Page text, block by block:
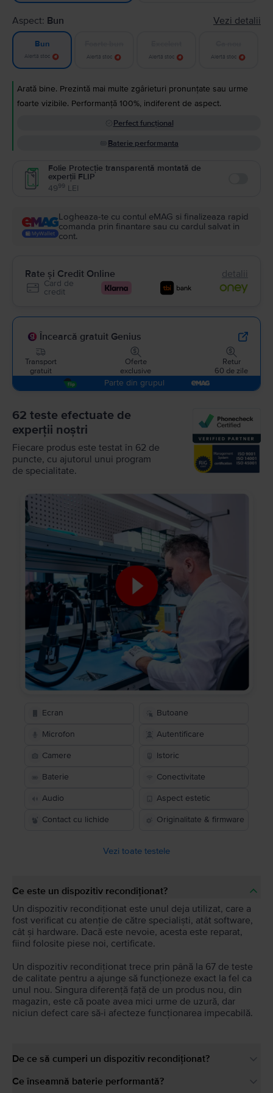
Aspect: Bun Vezi detalii
Bun
Alertă stoc Alertă stoc Alertă stoc Alertă stoc
Arată bine. Prezintă mai multe zgârieturi pronunțate sau urme
foarte vizibile. Performanță 100%, indiferent de aspect.
Perfect funcțional
Baterie performanta
Folie Protecție transparentă montată de
experții FLIP
4999 LEI
Logheaza-te cu contul eMAG si finalizeaza rapid
comanda prin finantare sau cu cardul salvat in
cont.
Rate și Credit Online detalii
Card de
credit
Încearcă gratuit Genius
Transport
gratuit
Oferte
exclusive
Retur
60 de zile
Parte din grupul
62 teste efectuate de
experții noștri
Fiecare produs este testat în 62 de
puncte, cu ajutorul unui program
de specialitate.
Ecran Butoane
Microfon Autentificare
Camere Istoric
Baterie Conectivitate
Audio Aspect estetic
Contact cu lichide Originalitate & firmware
Vezi toate testele
Ce este un dispozitiv recondiționat?
Un dispozitiv recondiționat este unul deja utilizat, care a
fost verificat cu atenție de către specialiști, atât software,
cât și hardware. Dacă este nevoie, acesta este reparat,
fiind folosite piese noi, certificate.
Un dispozitiv recondiționat trece prin până la 67 de teste
de calitate pentru a ajunge să funcționeze exact la fel ca
unul nou. Singura diferență față de un produs nou, din
magazin, este că poate avea mici urme de uzură, dar
niciun defect care să-i afecteze funcționarea impecabilă.
De ce să cumperi un dispozitiv recondiționat?
Ce înseamnă baterie performantă?